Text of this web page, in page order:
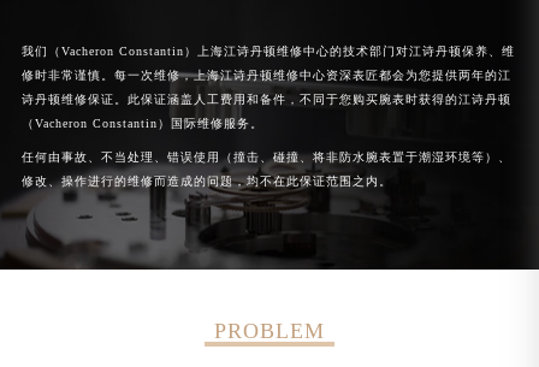
我们（Vacheron Constantin）上海江诗丹顿维修中心的技术部门对江诗丹顿保养、维
修时非常谨慎。每一次维修，上海江诗丹顿维修中心资深表匠都会为您提供两年的江
诗丹顿维修保证。此保证涵盖人工费用和备件，不同于您购买腕表时获得的江诗丹顿
（Vacheron Constantin）国际维修服务。
任何由事故、不当处理、错误使用（撞击、碰撞、将非防水腕表置于潮湿环境等）、
修改、操作进行的维修而造成的问题，均不在此保证范围之内。
PROBLEM